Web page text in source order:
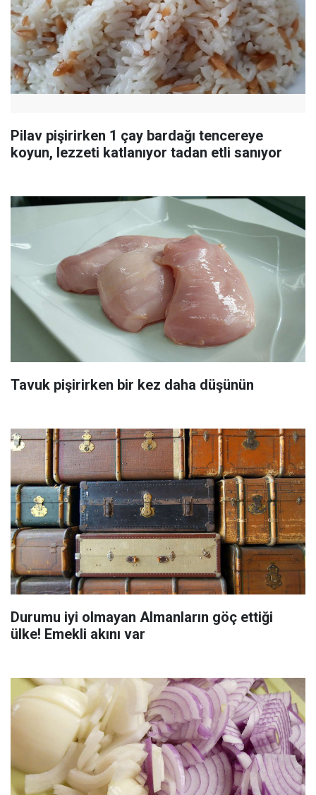
Pilav pişirirken 1 çay bardağı tencereye
koyun, lezzeti katlanıyor tadan etli sanıyor
Tavuk pişirirken bir kez daha düşünün
Durumu iyi olmayan Almanların göç ettiği
ülke! Emekli akını var